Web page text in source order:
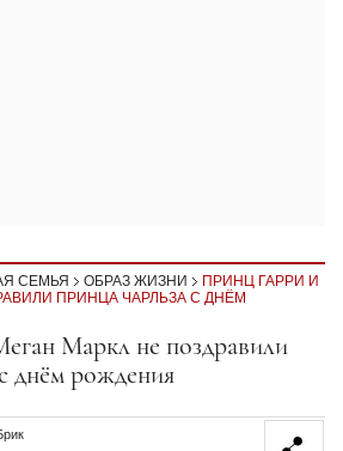
СЕМЬЯ ОБРАЗ ЖИЗНИ
ПРИНЦ ГАРРИ И
ПРИНЦА ЧАРЛЬЗА С ДНЁМ
Маркл не поздравили
днём рождения